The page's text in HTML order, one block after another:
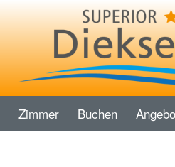
Zimmer Buchen